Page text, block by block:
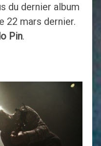
du dernier album
22 mars dernier.
Pin.